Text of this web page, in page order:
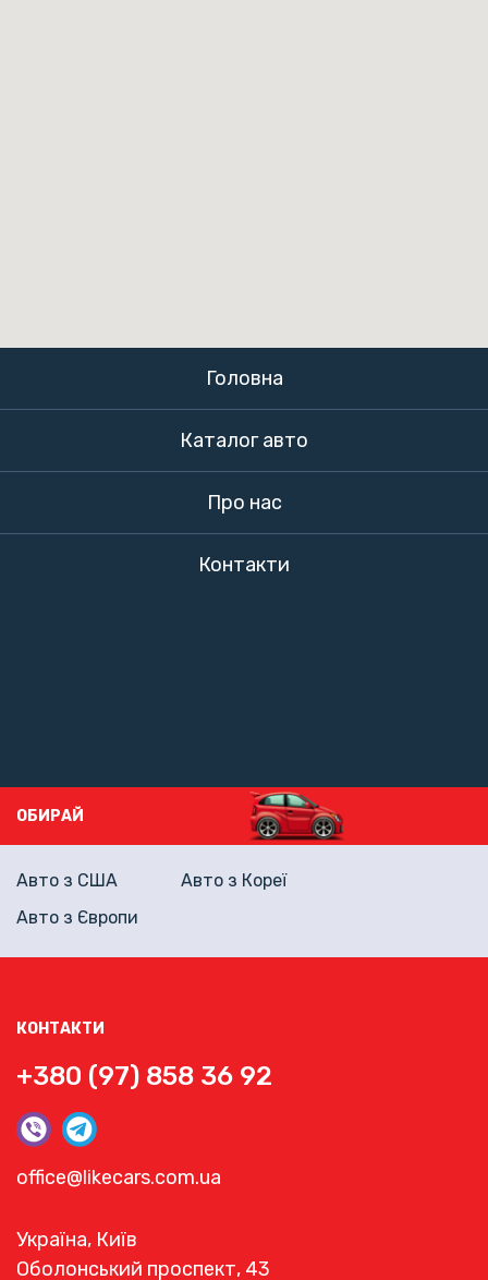
Головна
Каталог авто
Про нас
Контакти
КОНТАКТИ
+380 (97) 858 36 92
office@likecars.com.ua
Україна, Київ
Оболонський проспект, 43
ОБИРАЙ
Авто з США
Авто з Кореї
Авто з Європи